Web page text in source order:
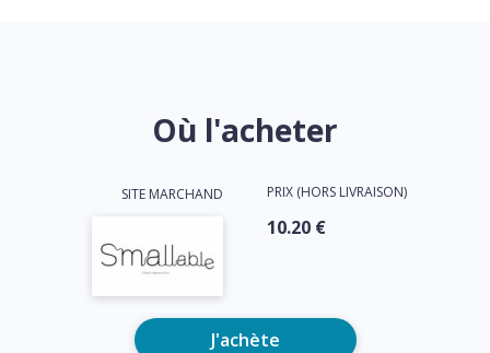
Où l'acheter
SITE MARCHAND PRIX (HORS LIVRAISON)
10.20 €
J'achète